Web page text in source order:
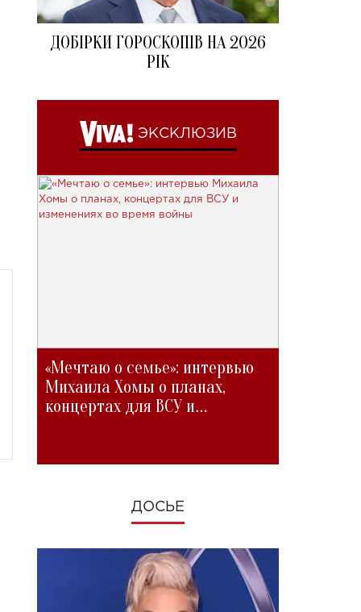
ДОБІРКИ ГОРОСКОПІВ НА 2026
РІК
ЭКСКЛЮЗИВ
«Мечтаю о семье»: интервью
Михаила Хомы о планах,
концертах для ВСУ и
ДОСЬЕ